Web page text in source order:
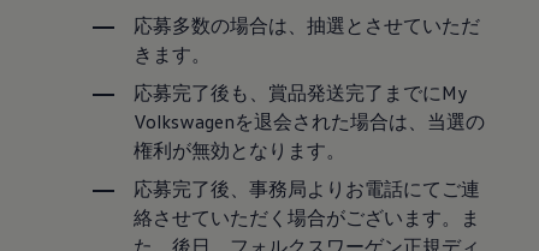
Golf
Golf Variant
Passat
ID. Buzz
アフターサービス
サービスと純正部品
フォルクスワーゲン純正部品のメリット
点検と車検
修理と点検
エンジンオイルおよびフルード類
ホイールとタイヤ
応募多数の場合は、抽選とさせていただ
きます。
応募完了後も、賞品発送完了までにMy
Volkswagenを退会された場合は、当選の
権利が無効となります。
応募完了後、事務局よりお電話にてご連
絡させていただく場合がございます。ま
た、後日、フォルクスワーゲン正規ディ